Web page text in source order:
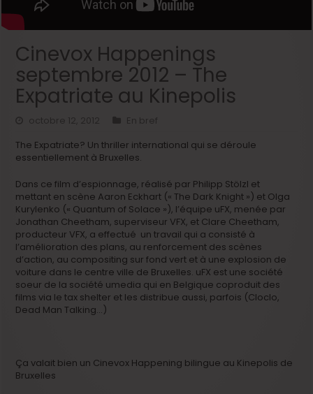
Cinevox Happenings
septembre 2012 – The
Expatriate au Kinepolis
octobre 12, 2012
En bref
The Expatriate? Un thriller international qui se déroule
essentiellement à Bruxelles.
Dans ce film d’espionnage, réalisé par Philipp Stölzl et
mettant en scène Aaron Eckhart (« The Dark Knight ») et Olga
Kurylenko (« Quantum of Solace »), l’équipe uFX, menée par
Jonathan Cheetham, superviseur VFX, et Clare Cheetham,
producteur VFX, a effectué un travail qui a consisté à
l’amélioration des plans, au renforcement des scènes
d’action, au compositing sur fond vert et à une explosion de
voiture dans le centre ville de Bruxelles. uFX est une société
soeur de la société umedia qui en Belgique coproduit des
films via le tax shelter et les distribue aussi, parfois (Cloclo,
Dead Man Talking…)
Ça valait bien un Cinevox Happening bilingue au Kinepolis de
Bruxelles